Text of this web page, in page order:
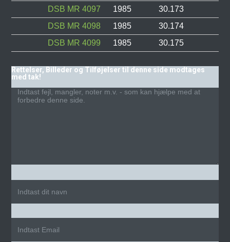
DSB MR 4097
1985
30.173
DSB MR 4098
1985
30.174
DSB MR 4099
1985 30.175
Rettelser, Billeder og Tilføjelser til denne side modtages
med tak!